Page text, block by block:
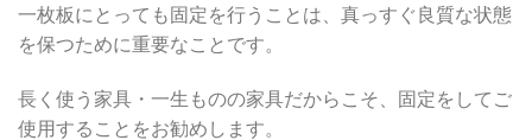
一枚板にとっても固定を行うことは、真っすぐ良質な状態
を保つために重要なことです。
長く使う家具・一生ものの家具だからこそ、固定をしてご
使用することをお勧めします。